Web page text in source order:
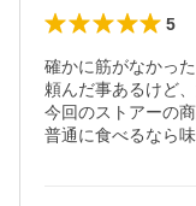
5
確かに筋がなかっ
頼んだ事あるけど
今回のストアーの
普通に食べるなら味